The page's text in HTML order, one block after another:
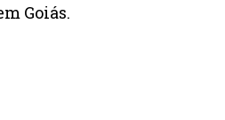
Goiás.